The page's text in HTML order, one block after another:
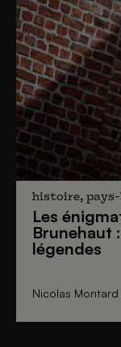
histoire,
Les
Brunehaut
légendes
Nicolas Montard